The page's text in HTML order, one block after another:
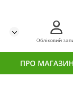
Обліковий
ПРО МАГАЗИН